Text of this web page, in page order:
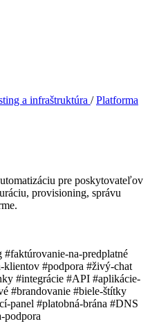
a infraštruktúra / Platforma
pre poskytovateľov
provisioning, správu
#faktúrovanie-na-predplatné
klientov #podpora #živý-chat
#integrácie #API #aplikácie-
#brandovanie #biele-štítky
panel #platobná-brána #DNS
podpora